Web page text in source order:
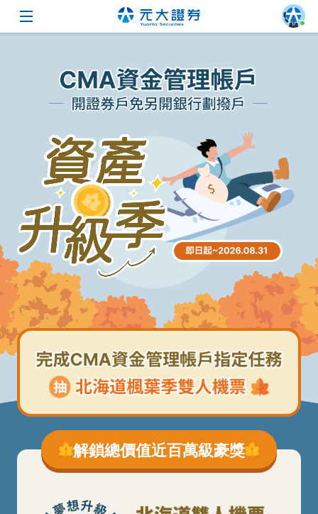
元大證券｜CMA資金管理帳戶
解鎖總價值近百萬級豪獎